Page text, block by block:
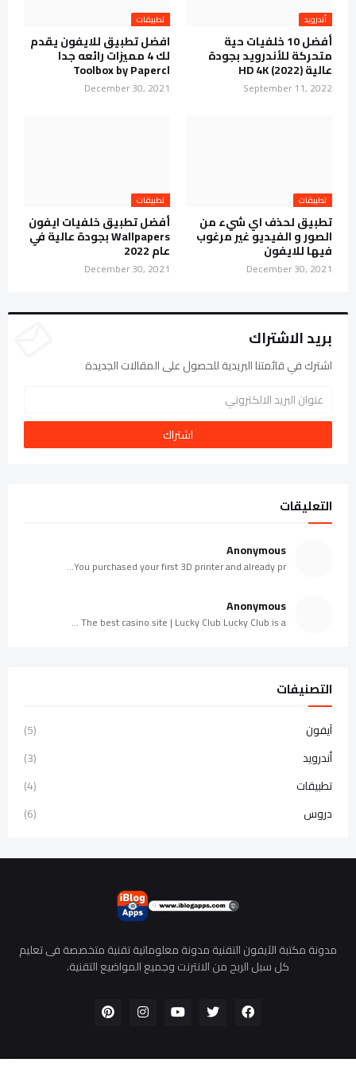
أندرويد
أفضل 10 خلفيات حية
متحركة للأندرويد بجودة
عالية (2022) HD 4K
September 11, 2022
تطبيقات
افضل تطبيق للايفون يقدم
لك 4 مميزات رائعه جدا
Toolbox by Papercl
December 30, 2021
تطبيقات
تطبيق لحذف اي شيء من
الصور و الفيديو غير مرغوب
فيها للايفون
December 30, 2021
تطبيقات
أفضل تطبيق خلفيات ايفون
Wallpapers بجودة عالية في
عام 2022
December 30, 2021
بريد الاشتراك
اشترك في قائمتنا البريدية للحصول على المقالات الجديدة
التعليقات
Anonymous
You purchased your first 3D printer and already pr...
Anonymous
The best casino site | Lucky Club Lucky Club is a ...
التصنيفات
آيفون
(5)
أندرويد
(3)
تطبيقات
(4)
دروس
(6)
مدونة مكتبة الآيفون التقنية مدونة معلوماتية تقنية متخصصة فى تعليم
كل سبل الربح من الانترنت وجميع المواضيع التقنية.